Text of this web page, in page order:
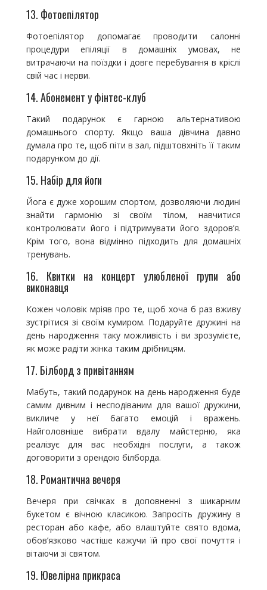
13. Фотоепілятор
Фотоепілятор допомагає проводити салонні
процедури епіляції в домашніх умовах, не
витрачаючи на поїздки і довге перебування в кріслі
свій час і нерви.
14. Абонемент у фінтес-клуб
Такий подарунок є гарною альтернативою
домашнього спорту. Якщо ваша дівчина давно
думала про те, щоб піти в зал, підштовхніть її таким
подарунком до дії.
15. Набір для йоги
Йога є дуже хорошим спортом, дозволяючи людині
знайти гармонію зі своїм тілом, навчитися
контролювати його і підтримувати його здоров’я.
Крім того, вона відмінно підходить для домашніх
тренувань.
16. Квитки на концерт улюбленої групи або
виконавця
Кожен чоловік мріяв про те, щоб хоча б раз вживу
зустрітися зі своїм кумиром. Подаруйте дружині на
день народження таку можливість і ви зрозумієте,
як може радіти жінка таким дрібницям.
17. Білборд з привітанням
Мабуть, такий подарунок на день народження буде
самим дивним і несподіваним для вашої дружини,
викличе у неї багато емоцій і вражень.
Найголовніше вибрати вдалу майстерню, яка
реалізує для вас необхідні послуги, а також
договорити з орендою білборда.
18. Романтична вечеря
Вечеря при свічках в доповненні з шикарним
букетом є вічною класикою. Запросіть дружину в
ресторан або кафе, або влаштуйте свято вдома,
обов’язково частіше кажучи їй про свої почуття і
вітаючи зі святом.
19. Ювелірна прикраса